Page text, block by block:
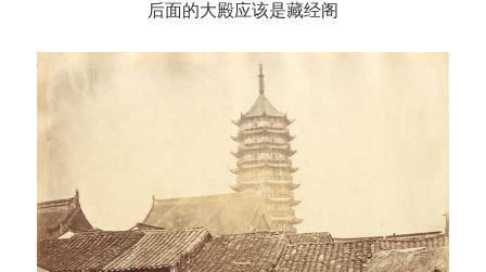
后面的大殿应该是藏经阁